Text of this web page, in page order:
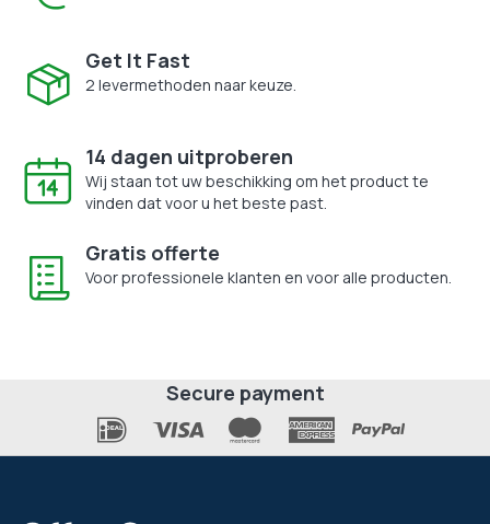
Get It Fast
2 levermethoden naar keuze.
14 dagen uitproberen
Wij staan tot uw beschikking om het product te
vinden dat voor u het beste past.
Gratis offerte
Voor professionele klanten en voor alle producten.
Secure payment